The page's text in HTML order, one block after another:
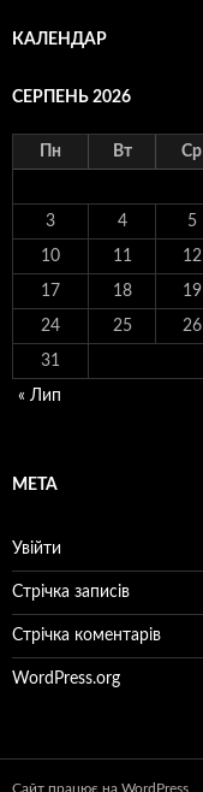
КАЛЕНДАР
СЕРПЕНЬ 2026
Пн Вт Ср
3 4 5
10 11 12
17 18 19
24 25 26
31
« Лип
МЕТА
Увійти
Стрічка записів
Стрічка коментарів
WordPress.org
Сайт працює на WordPress